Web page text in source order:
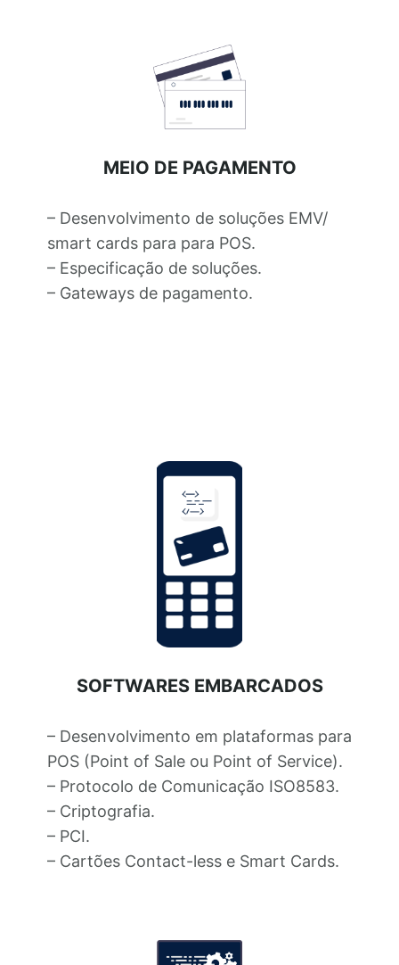
MEIO DE PAGAMENTO
– Desenvolvimento de soluções EMV/
smart cards para para POS.
– Especificação de soluções.
– Gateways de pagamento.
SOFTWARES EMBARCADOS
– Desenvolvimento em plataformas para
POS (Point of Sale ou Point of Service).
– Protocolo de Comunicação ISO8583.
– Criptografia.
– PCI.
– Cartões Contact-less e Smart Cards.